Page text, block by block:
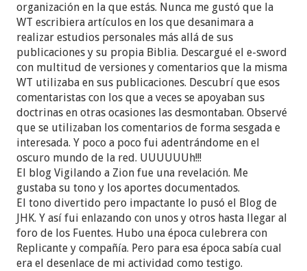
organización en la que estás. Nunca me gustó que la
WT escribiera artículos en los que desanimara a
realizar estudios personales más allá de sus
publicaciones y su propia Biblia. Descargué el e-sword
con multitud de versiones y comentarios que la misma
WT utilizaba en sus publicaciones. Descubrí que esos
comentaristas con los que a veces se apoyaban sus
doctrinas en otras ocasiones las desmontaban. Observé
que se utilizaban los comentarios de forma sesgada e
interesada. Y poco a poco fui adentrándome en el
oscuro mundo de la red. UUUUUUh!!!
El blog Vigilando a Zion fue una revelación. Me
gustaba su tono y los aportes documentados.
El tono divertido pero impactante lo pusó el Blog de
JHK. Y así fui enlazando con unos y otros hasta llegar al
foro de los Fuentes. Hubo una época culebrera con
Replicante y compañía. Pero para esa época sabía cual
era el desenlace de mi actividad como testigo.